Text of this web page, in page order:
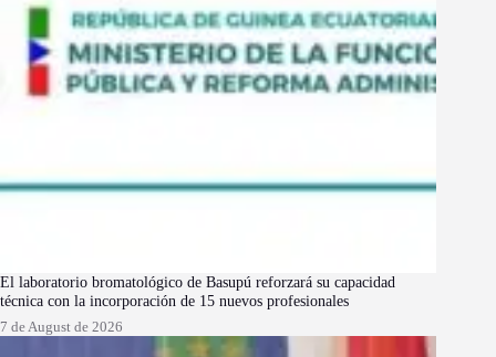
El laboratorio bromatológico de Basupú reforzará su capacidad
técnica con la incorporación de 15 nuevos profesionales
7 de August de 2026